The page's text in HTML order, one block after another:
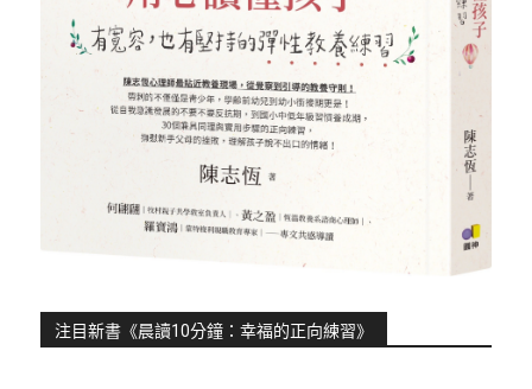
注目新書《晨讀10分鐘：幸福的正向練習》